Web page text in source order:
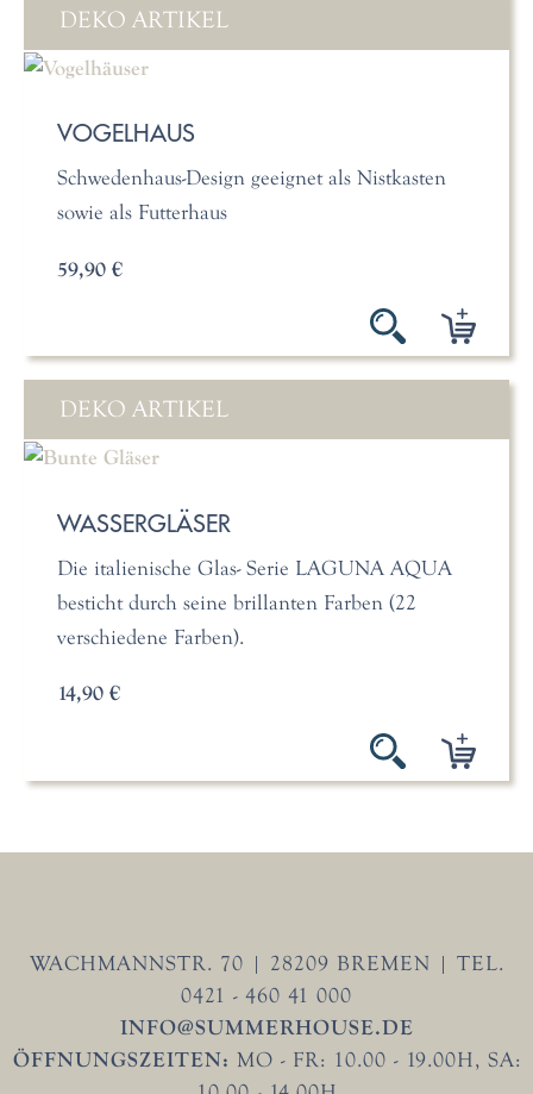
DEKO ARTIKEL
VOGELHAUS
Schwedenhaus-Design geeignet als Nistkasten
sowie als Futterhaus
59,90 €
DEKO ARTIKEL
WASSERGLÄSER
Die italienische Glas- Serie LAGUNA AQUA
besticht durch seine brillanten Farben (22
verschiedene Farben).
14,90 €
WACHMANNSTR. 70 | 28209 BREMEN | TEL.
0421 - 460 41 000
INFO@SUMMERHOUSE.DE
ÖFFNUNGSZEITEN: MO - FR: 10.00 - 19.00H, SA: